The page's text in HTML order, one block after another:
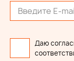
Даю